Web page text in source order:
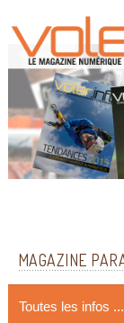
MAGAZINE
Toutes les infos ...